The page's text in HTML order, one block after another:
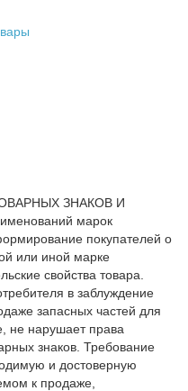
ЗНАКОВ И
марок
покупателей о
или иной марке
свойства товара.
в заблуждение
запасных частей для
не нарушает права
знаков. Требование
и достоверную
к продаже,